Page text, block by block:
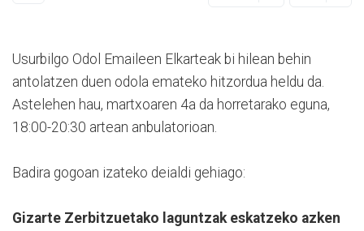
Usurbilgo Odol Emaileen Elkarteak bi hilean behin
antolatzen duen odola emateko hitzordua heldu da.
Astelehen hau, martxoaren 4a da horretarako eguna,
18:00-20:30 artean anbulatorioan.
Badira gogoan izateko deialdi gehiago:
Gizarte Zerbitzuetako laguntzak eskatzeko azken